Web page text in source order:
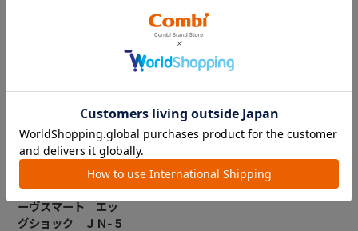
CHECKED ITEM
最近見た商品
【販売終了】クルム
ーヴスマート エッ
グショック ＪＮ-５